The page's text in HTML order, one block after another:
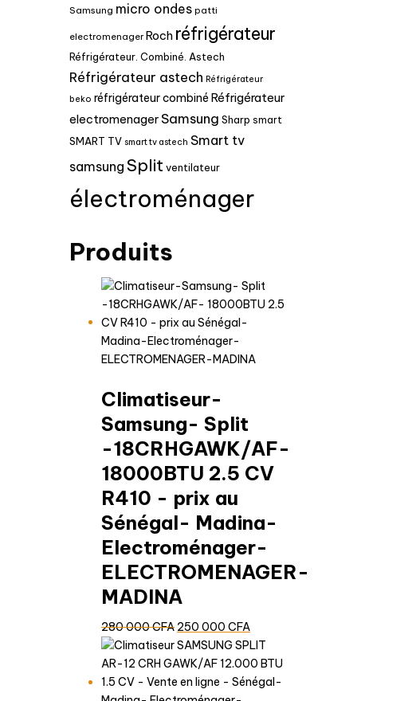
Samsung micro ondes patti
electromenager Roch réfrigérateur
Réfrigérateur. Combiné. Astech
Réfrigérateur astech Réfrigérateur
beko réfrigérateur combiné Réfrigérateur
electromenagerSamsung Sharp smart
SMART TV smart tv astech Smart tv
samsung Split ventilateur
électroménager
Produits
Climatiseur-
Samsung- Split
-18CRHGAWK/AF-
18000BTU 2.5 CV
R410 - prix au
Sénégal- Madina-
Electroménager-
ELECTROMENAGER-
MADINA
280 000CFA Le
prix
initial
était :
250 000 CFALe
prix
actuel
est :